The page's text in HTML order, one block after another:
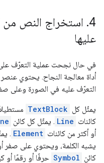
4
. استخراج النص من
عليها
في حال نجحت عملية التعرّف
أداة معالجة النجاح. يحتوي عنصر
التعرّف عليه في الصورة وعلى
يمثّل كل TextBlock
كائنات Line . يمثّل كل كائن
أو أكثر من كائنات Element
.
يشبه الكلمة، ويحتوي على صفر
كائن Symbol حرفًا أو رقمًا أو